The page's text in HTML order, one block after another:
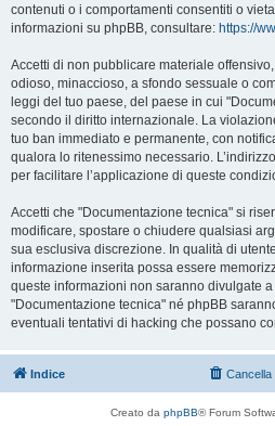
contenuti o i comportamenti consentiti o
informazioni su phpBB, consultare: https://
Accetti di non pubblicare materiale
odioso, minaccioso, a sfondo sessuale o
leggi del tuo paese, del paese in cui
secondo il diritto internazionale. La
tuo ban immediato e permanente, con
qualora lo ritenessimo necessario.
per facilitare l’applicazione di queste
Accetti che "Documentazione tecnica" si
modificare, spostare o chiudere qualsiasi
sua esclusiva discrezione. In qualità di
informazione inserita possa essere
queste informazioni non saranno divulgate
"Documentazione tecnica" né phpBB
eventuali tentativi di hacking che possano
Indice Cancella
Creato da phpBB® Forum